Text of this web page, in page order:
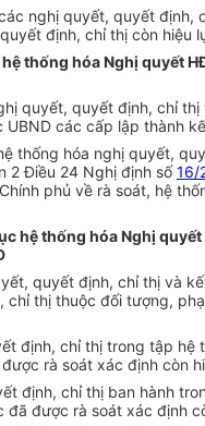
nghị quyết, quyết định,
định, chỉ thị còn hiệu
thống hóa Nghị quyết
quyết, quyết định, chỉ
các cấp lập thành
thống hóa nghị quyết,
2 Điều 24 Nghị định số16/
phủ về rà soát, hệ
hệ thống hóa Nghị quyết
quyết định, chỉ thị và
chỉ thị thuộc đối tượng,
định, chỉ thị trong tập hệ
rà soát xác định còn
định, chỉ thị ban hành
đã được rà soát xác định